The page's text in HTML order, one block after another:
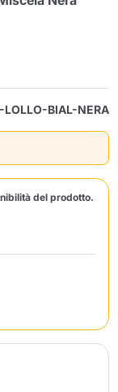
LOLLO-BIAL-NERA
del prodotto.